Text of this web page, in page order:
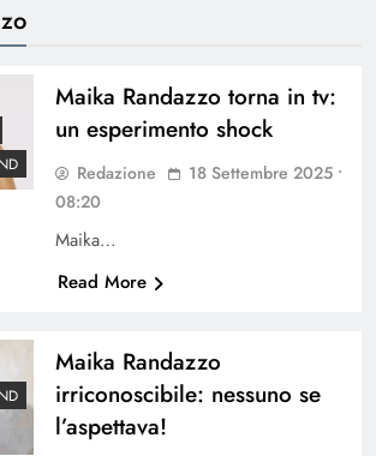
Maika Randazzo torna in tv:
un esperimento shock
Redazione
18 Settembre 2025 •
08:20
Maika…
Read More
Maika Randazzo
irriconoscibile: nessuno se
l’aspettava!